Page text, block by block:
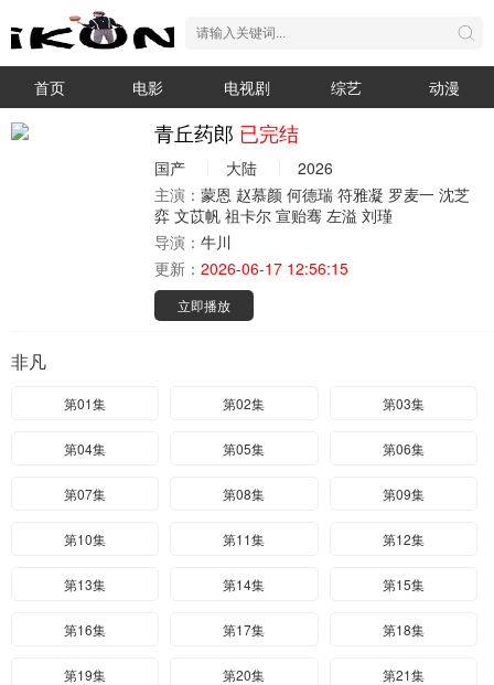
首页 电影 电视剧 综艺 动漫
青丘药郎 已完结
国产 大陆
2026
主演： 蒙恩 赵慕颜 何德瑞 符雅凝 罗麦一 沈芝
弈 文苡帆 祖卡尔 宣贻骞 左溢 刘瑾
导演： 牛川
更新： 2026-06-17 12:56:15
立即播放
非凡
第01集 第02集 第03集
第04集 第05集 第06集
第07集 第08集 第09集
第10集 第11集 第12集
第13集 第14集 第15集
第16集 第17集 第18集
第19集 第20集 第21集